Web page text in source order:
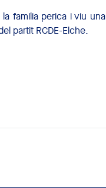
família perica i viu una
partit RCDE-Elche.